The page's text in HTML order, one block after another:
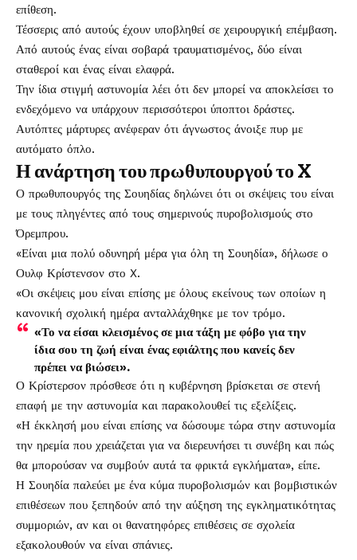
επίθεση.
Τέσσερις από αυτούς έχουν υποβληθεί σε χειρουργική επέμβαση.
Από αυτούς ένας είναι σοβαρά τραυματισμένος, δύο είναι
σταθεροί και ένας είναι ελαφρά.
Την ίδια στιγμή αστυνομία λέει ότι δεν μπορεί να αποκλείσει το
ενδεχόμενο να υπάρχουν περισσότεροι ύποπτοι δράστες.
Αυτόπτες μάρτυρες ανέφεραν ότι άγνωστος άνοιξε πυρ με
αυτόματο όπλο.
Η ανάρτηση του πρωθυπουργού το X
Ο πρωθυπουργός της Σουηδίας δηλώνει ότι οι σκέψεις του είναι
με τους πληγέντες από τους σημερινούς πυροβολισμούς στο
Όρεμπρου.
«Είναι μια πολύ οδυνηρή μέρα για όλη τη Σουηδία», δήλωσε ο
Ουλφ Κρίστενσον στο X.
«Οι σκέψεις μου είναι επίσης με όλους εκείνους των οποίων η
κανονική σχολική ημέρα ανταλλάχθηκε με τον τρόμο.
«Το να είσαι κλεισμένος σε μια τάξη με φόβο για την
ίδια σου τη ζωή είναι ένας εφιάλτης που κανείς δεν
πρέπει να βιώσει».
Ο Κρίστερσον πρόσθεσε ότι η κυβέρνηση βρίσκεται σε στενή
επαφή με την αστυνομία και παρακολουθεί τις εξελίξεις.
«Η έκκλησή μου είναι επίσης να δώσουμε τώρα στην αστυνομία
την ηρεμία που χρειάζεται για να διερευνήσει τι συνέβη και πώς
θα μπορούσαν να συμβούν αυτά τα φρικτά εγκλήματα», είπε.
Η Σουηδία παλεύει με ένα κύμα πυροβολισμών και βομβιστικών
επιθέσεων που ξεπηδούν από την αύξηση της εγκληματικότητας
συμμοριών, αν και οι θανατηφόρες επιθέσεις σε σχολεία
εξακολουθούν να είναι σπάνιες.